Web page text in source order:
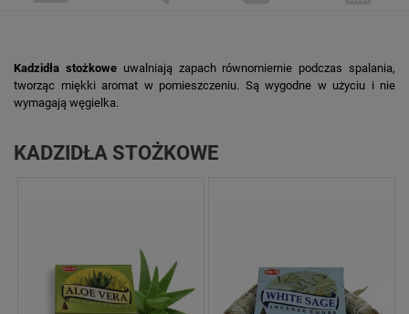
Kadzidła stożkoweuwalniają zapach równomiernie podczas spalania,
tworząc miękki aromat w pomieszczeniu. Są wygodne w użyciu i nie
wymagają węgielka.
KADZIDŁA STOŻKOWE